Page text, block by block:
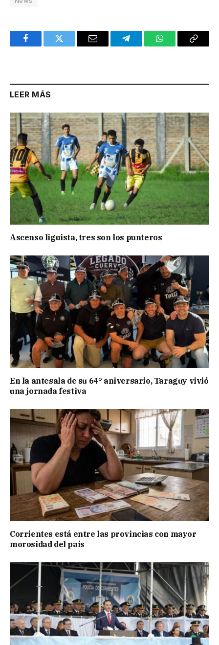
FacebookTwitter Email TelegramWhatsAppCopy
LEER MÁS
Ascenso liguista, tres son los punteros
En la antesala de su 64° aniversario, Taraguy vivió
una jornada festiva
Corrientes está entre las provincias con mayor
morosidad del país